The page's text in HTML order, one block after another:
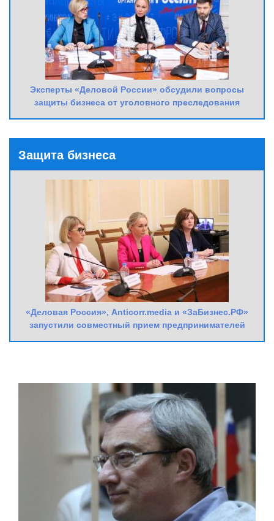
Эксперты «Деловой России» обсудили вопросы
защиты бизнеса от уголовного преследования
Защита бизнеса
«Деловая Россия», Anticorr.media и «ЗаБизнес.РФ»
запустили совместный прием предпринимателей